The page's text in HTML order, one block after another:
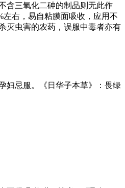
含三氧化二砷的制品则无此作
左右，易自粘膜面吸收，应用不
灭虫害的农药，误服中毒者亦有
妇忌服。《日华子本草》：畏绿